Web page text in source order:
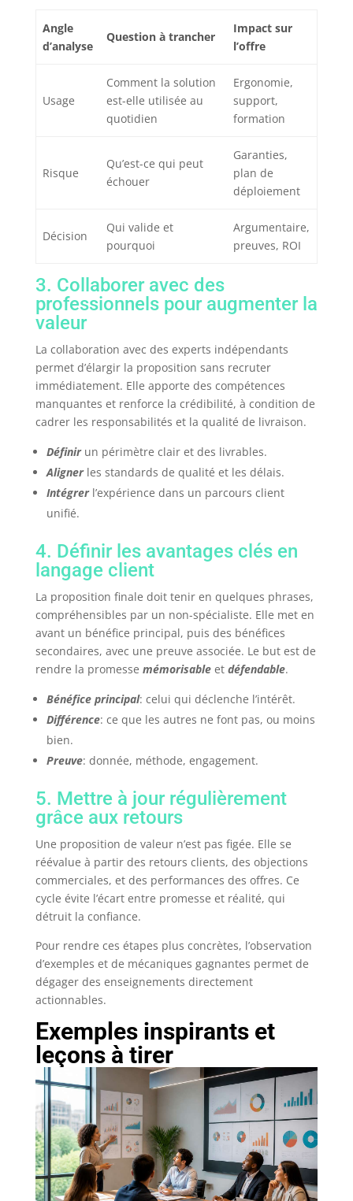
Angle
d’analyse
Question à trancher
Impact sur
l’offre
Usage
Comment la solution
est-elle utilisée au
quotidien
Ergonomie,
support,
formation
Risque
Qu’est-ce qui peut
échouer
Garanties,
plan de
déploiement
Décision
Qui valide et
pourquoi
Argumentaire,
preuves, ROI
3. Collaborer avec des
professionnels pour augmenter la
valeur
La collaboration avec des experts indépendants
permet d’élargir la proposition sans recruter
immédiatement. Elle apporte des compétences
manquantes et renforce la crédibilité, à condition de
cadrer les responsabilités et la qualité de livraison.
Définirun périmètre clair et des livrables.
Alignerles standards de qualité et les délais.
Intégrerl’expérience dans un parcours client
unifié.
4. Définir les avantages clés en
langage client
La proposition finale doit tenir en quelques phrases,
compréhensibles par un non-spécialiste. Elle met en
avant un bénéfice principal, puis des bénéfices
secondaires, avec une preuve associée. Le but est de
rendre la promesse mémorisableet défendable.
Bénéfice principal: celui qui déclenche l’intérêt.
Différence: ce que les autres ne font pas, ou moins
bien.
Preuve: donnée, méthode, engagement.
5. Mettre à jour régulièrement
grâce aux retours
Une proposition de valeur n’est pas figée. Elle se
réévalue à partir des retours clients, des objections
commerciales, et des performances des offres. Ce
cycle évite l’écart entre promesse et réalité, qui
détruit la confiance.
Pour rendre ces étapes plus concrètes, l’observation
d’exemples et de mécaniques gagnantes permet de
dégager des enseignements directement
actionnables.
Exemples inspirants et
leçons à tirer